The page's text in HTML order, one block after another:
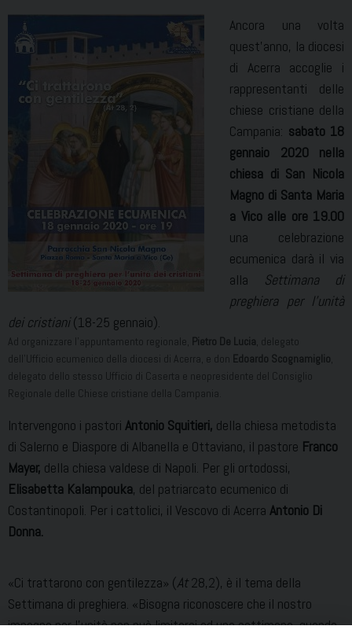
Ancora una volta
quest’anno, la diocesi
di Acerra accoglie i
rappresentanti delle
chiese cristiane della
Campania: sabato 18
gennaio 2020 nella
chiesa di San Nicola
Magno di Santa Maria
a Vico alle ore 19.00
una celebrazione
ecumenica darà il via
alla Settimana di
preghiera per l’unità
dei cristiani (18-25 gennaio).
Ad organizzare l’appuntamento regionale, Pietro De Lucia, delegato
dell’Ufficio ecumenico della diocesi di Acerra, e don Edoardo Scognamiglio,
delegato dello stesso Ufficio di Caserta e neopresidente del Consiglio
Regionale delle Chiese cristiane della Campania.
Intervengono i pastori Antonio Squitieri, della chiesa metodista
di Salerno e Diaspore di Albanella e Ottaviano, il pastore Franco
Mayer, della chiesa valdese di Napoli. Per gli ortodossi,
Elisabetta Kalampouka, del patriarcato ecumenico di
Costantinopoli. Per i cattolici, il Vescovo di Acerra Antonio Di
Donna.
«Ci trattarono con gentilezza» (At28,2), è il tema della
Settimana di preghiera. «Bisogna riconoscere che il nostro
impegno per l’unità non può limitarsi ad una settimana, quando